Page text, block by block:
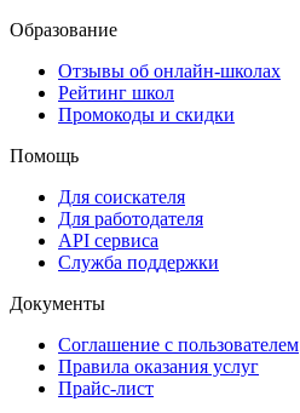
Образование
Отзывы об онлайн-школах
Рейтинг школ
Промокоды и скидки
Помощь
Для соискателя
Для работодателя
API сервиса
Служба поддержки
Документы
Соглашение с пользователем
Правила оказания услуг
Прайс-лист